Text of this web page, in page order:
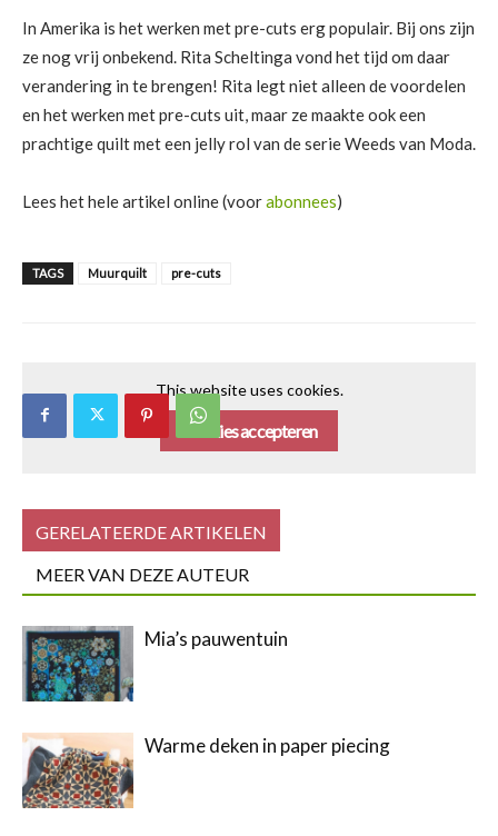
In Amerika is het werken met pre-cuts erg populair. Bij ons zijn
ze nog vrij onbekend. Rita Scheltinga vond het tijd om daar
verandering in te brengen! Rita legt niet alleen de voordelen
en het werken met pre-cuts uit, maar ze maakte ook een
prachtige quilt met een jelly rol van de serie Weeds van Moda.
Lees het hele artikel online (voorabonnees)
TAGS Muurquilt pre-cuts
This website uses cookies.
Cookies accepteren
GERELATEERDE ARTIKELEN
MEER VAN DEZE AUTEUR
Mia’s pauwentuin
Warme deken in paper piecing